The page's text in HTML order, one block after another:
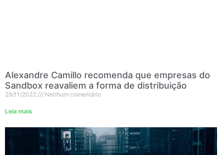
Alexandre Camillo recomenda que empresas do
Sandbox reavaliem a forma de distribuição
29/11/2022 Nenhum comentário
Leia mais